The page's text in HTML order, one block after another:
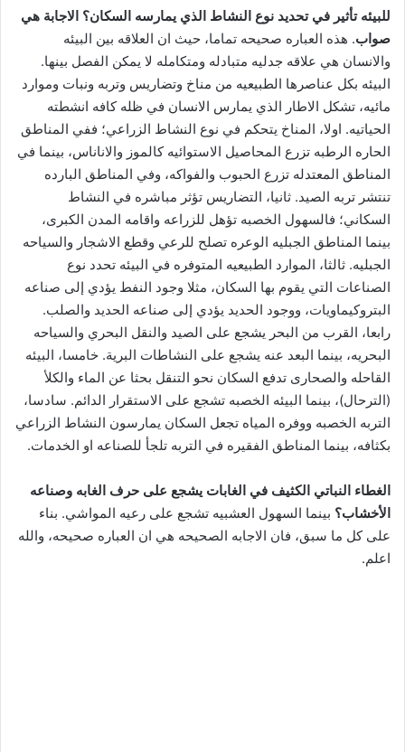
للبيئه تأثير في تحديد نوع النشاط الذي يمارسه السكان؟ الاجابة هي
صواب. هذه العباره صحيحه تماما، حيث ان العلاقه بين البيئه
والانسان هي علاقه جدليه متبادله ومتكامله لا يمكن الفصل بينها.
البيئه بكل عناصرها الطبيعيه من مناخ وتضاريس وتربه ونبات وموارد
مائيه، تشكل الاطار الذي يمارس الانسان في ظله كافه انشطته
الحياتيه. اولا، المناخ يتحكم في نوع النشاط الزراعي؛ ففي المناطق
الحاره الرطبه تزرع المحاصيل الاستوائيه كالموز والاناناس، بينما في
المناطق المعتدله تزرع الحبوب والفواكه، وفي المناطق البارده
تنتشر تربه الصيد. ثانيا، التضاريس تؤثر مباشره في النشاط
السكاني؛ فالسهول الخصبه تؤهل للزراعه واقامه المدن الكبرى،
بينما المناطق الجبليه الوعره تصلح للرعي وقطع الاشجار والسياحه
الجبليه. ثالثا، الموارد الطبيعيه المتوفره في البيئه تحدد نوع
الصناعات التي يقوم بها السكان، مثلا وجود النفط يؤدي إلى صناعه
البتروكيماويات، ووجود الحديد يؤدي إلى صناعه الحديد والصلب.
رابعا، القرب من البحر يشجع على الصيد والنقل البحري والسياحه
البحريه، بينما البعد عنه يشجع على النشاطات البرية. خامسا، البيئه
القاحله والصحارى تدفع السكان نحو التنقل بحثا عن الماء والكلأ
(الترحال)، بينما البيئه الخصبه تشجع على الاستقرار الدائم. سادسا،
التربه الخصبه ووفره المياه تجعل السكان يمارسون النشاط الزراعي
بكثافه، بينما المناطق الفقيره في التربه تلجأ للصناعه او الخدمات.
الغطاء النباتي الكثيف في الغابات يشجع على حرف الغابه وصناعه
الأخشاب؟ بينما السهول العشبيه تشجع على رعيه المواشي. بناء
على كل ما سبق، فان الاجابه الصحيحه هي ان العباره صحيحه، والله
اعلم.